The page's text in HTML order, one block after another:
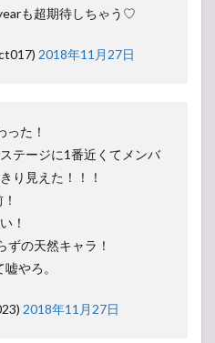
も超期待しちゃう♡
2018年11月27日
った！
テージに1番近くてメンバ
り見えた！！！
！
ずの天然キャラ！
やろ。
2018年11月27日